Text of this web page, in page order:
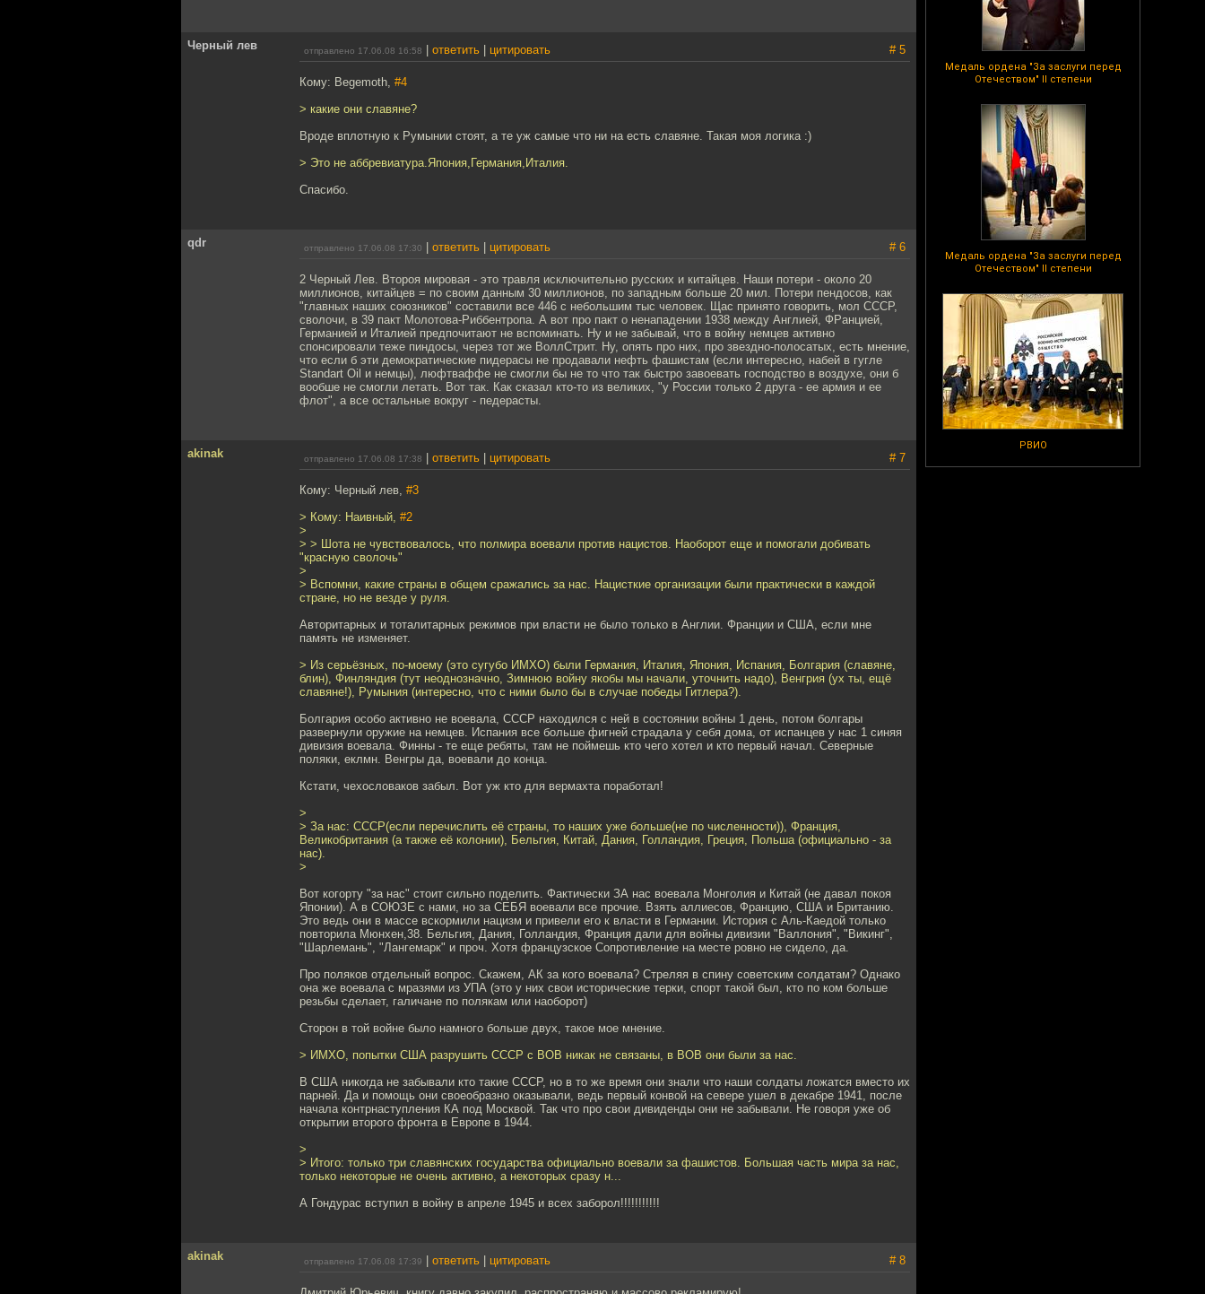
Медаль ордена "За заслуги перед
Отечеством" II степени
Медаль ордена "За заслуги перед
Отечеством" II степени
РВИО
Черный лев отправлено 17.06.08 16:58 ответить цитировать # 5
Кому: Begemoth, #4
> какие они славяне?
Вроде вплотную к Румынии стоят, а те уж самые что ни на есть славяне. Такая моя логика :)
> Это не аббревиатура.Япония,Германия,Италия.
Спасибо.
qdr отправлено 17.06.08 17:30 ответить цитировать # 6
2 Черный Лев. Второя мировая - это травля исключительно русских и китайцев. Наши потери - около 20
миллионов, китайцев = по своим данным 30 миллионов, по западным больше 20 мил. Потери пендосов, как
"главных наших союзников" составили все 446 с небольшим тыс человек. Щас принято говорить, мол СССР,
сволочи, в 39 пакт Молотова-Риббентропа. А вот про пакт о ненападении 1938 между Англией, ФРанцией,
Германией и Италией предпочитают не вспоминать. Ну и не забывай, что в войну немцев активно
спонсировали теже пиндосы, через тот же ВоллСтрит. Ну, опять про них, про звездно-полосатых, есть мнение,
что если б эти демократические пидерасы не продавали нефть фашистам (если интересно, набей в гугле
Standart Oil и немцы), люфтваффе не смогли бы не то что так быстро завоевать господство в воздухе, они б
вообше не смогли летать. Вот так. Как сказал кто-то из великих, "у России только 2 друга - ее армия и ее
флот", а все остальные вокруг - педерасты.
akinak отправлено 17.06.08 17:38 ответить цитировать # 7
Кому: Черный лев, #3
> Кому: Наивный, #2
>
> > Шота не чувствовалось, что полмира воевали против нацистов. Наоборот еще и помогали добивать
"красную сволочь"
>
> Вспомни, какие страны в общем сражались за нас. Нацисткие организации были практически в каждой
стране, но не везде у руля.
Авторитарных и тоталитарных режимов при власти не было только в Англии. Франции и США, если мне
память не изменяет.
> Из серьёзных, по-моему (это сугубо ИМХО) были Германия, Италия, Япония, Испания, Болгария (славяне,
блин), Финляндия (тут неоднозначно, Зимнюю войну якобы мы начали, уточнить надо), Венгрия (ух ты, ещё
славяне!), Румыния (интересно, что с ними было бы в случае победы Гитлера?).
Болгария особо активно не воевала, СССР находился с ней в состоянии войны 1 день, потом болгары
развернули оружие на немцев. Испания все больше фигней страдала у себя дома, от испанцев у нас 1 синяя
дивизия воевала. Финны - те еще ребяты, там не поймешь кто чего хотел и кто первый начал. Северные
поляки, еклмн. Венгры да, воевали до конца.
Кстати, чехословаков забыл. Вот уж кто для вермахта поработал!
>
> За нас: СССР(если перечислить её страны, то наших уже больше(не по численности)), Франция,
Великобритания (а также её колонии), Бельгия, Китай, Дания, Голландия, Греция, Польша (официально - за
нас).
>
Вот когорту "за нас" стоит сильно поделить. Фактически ЗА нас воевала Монголия и Китай (не давал покоя
Японии). А в СОЮЗЕ с нами, но за СЕБЯ воевали все прочие. Взять аллиесов, Францию, США и Британию.
Это ведь они в массе вскормили нацизм и привели его к власти в Германии. История с Аль-Каедой только
повторила Мюнхен,38. Бельгия, Дания, Голландия, Франция дали для войны дивизии "Валлония", "Викинг",
"Шарлемань", "Лангемарк" и проч. Хотя французское Сопротивление на месте ровно не сидело, да.
Про поляков отдельный вопрос. Скажем, АК за кого воевала? Стреляя в спину советским солдатам? Однако
она же воевала с мразями из УПА (это у них свои исторические терки, спорт такой был, кто по ком больше
резьбы сделает, галичане по полякам или наоборот)
Сторон в той войне было намного больше двух, такое мое мнение.
> ИМХО, попытки США разрушить СССР с ВОВ никак не связаны, в ВОВ они были за нас.
В США никогда не забывали кто такие СССР, но в то же время они знали что наши солдаты ложатся вместо их
парней. Да и помощь они своеобразно оказывали, ведь первый конвой на севере ушел в декабре 1941, после
начала контрнаступления КА под Москвой. Так что про свои дивиденды они не забывали. Не говоря уже об
открытии второго фронта в Европе в 1944.
>
> Итого: только три славянских государства официально воевали за фашистов. Большая часть мира за нас,
только некоторые не очень активно, а некоторых сразу н...
А Гондурас вступил в войну в апреле 1945 и всех заборол!!!!!!!!!!!
akinak отправлено 17.06.08 17:39 ответить цитировать # 8